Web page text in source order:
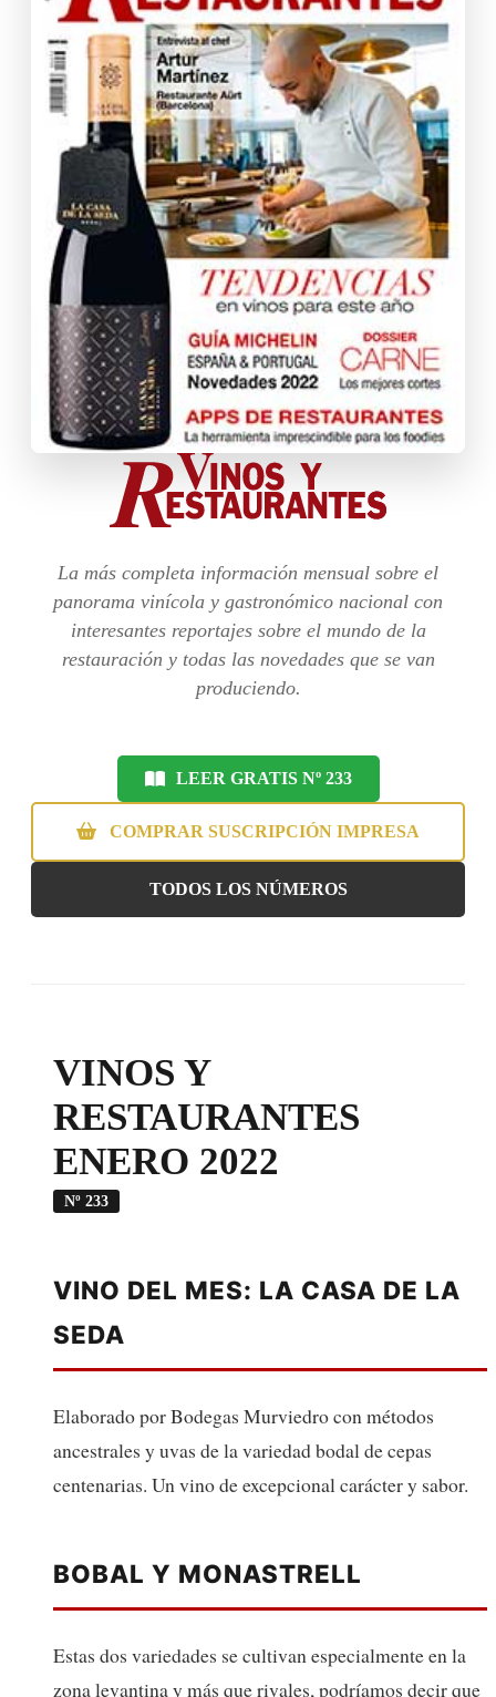
La más completa información mensual sobre el
panorama vinícola y gastronómico nacional con
interesantes reportajes sobre el mundo de la
restauración y todas las novedades que se van
produciendo.
LEER GRATIS Nº 233
COMPRAR SUSCRIPCIÓN IMPRESA
TODOS LOS NÚMEROS
VINOS Y
RESTAURANTES
ENERO 2022
Nº 233
VINO DEL MES: LA CASA DE LA
SEDA
Elaborado por Bodegas Murviedro con métodos
ancestrales y uvas de la variedad bodal de cepas
centenarias. Un vino de excepcional carácter y sabor.
BOBAL Y MONASTRELL
Estas dos variedades se cultivan especialmente en la
zona levantina y más que rivales, podríamos decir que